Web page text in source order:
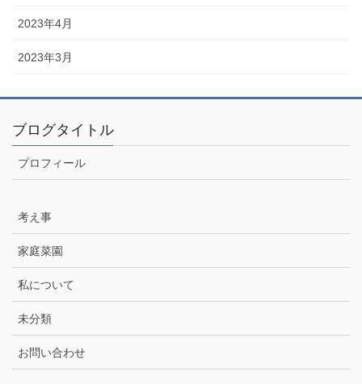
2023年4月
2023年3月
ブログタイトル
プロフィール
考え事
家庭菜園
私について
未分類
お問い合わせ